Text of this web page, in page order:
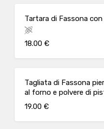
Tartara di Fassona con
18.00 €
Tagliata di Fassona
al forno e polvere di
19.00 €